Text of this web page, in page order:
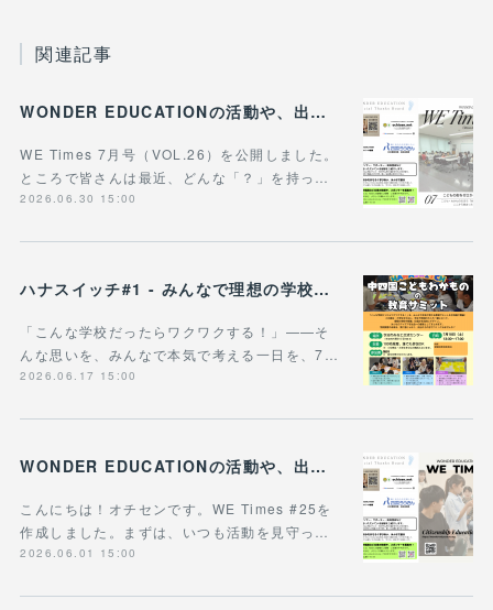
関連記事
WONDER EDUCATIONの活動や、出張講座・講演のご案内をまとめた 『WE Times #26』を公開しました！
WE Times 7月号（VOL.26）を公開しました。
ところで皆さんは最近、どんな「？」を持っ…
2026.06.30 15:00
ハナスイッチ#1 - みんなで理想の学校や学びの未来を考える新企画、スタート！
「こんな学校だったらワクワクする！」——そ
んな思いを、みんなで本気で考える一日を、7…
2026.06.17 15:00
WONDER EDUCATIONの活動や、出張講座・講演のご案内をまとめた 『WE Times #25』を公開しました！
こんにちは！オチセンです。WE Times #25を
作成しました。まずは、いつも活動を見守っ…
2026.06.01 15:00